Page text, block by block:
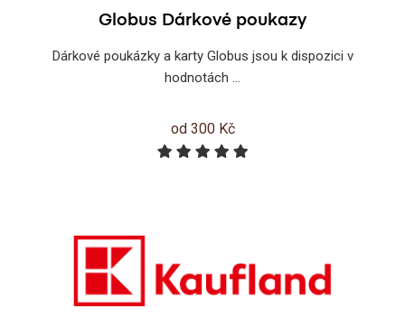
Globus Dárkové poukazy
Dárkové poukázky a karty Globus jsou k dispozici v
hodnotách ...
od 300 Kč